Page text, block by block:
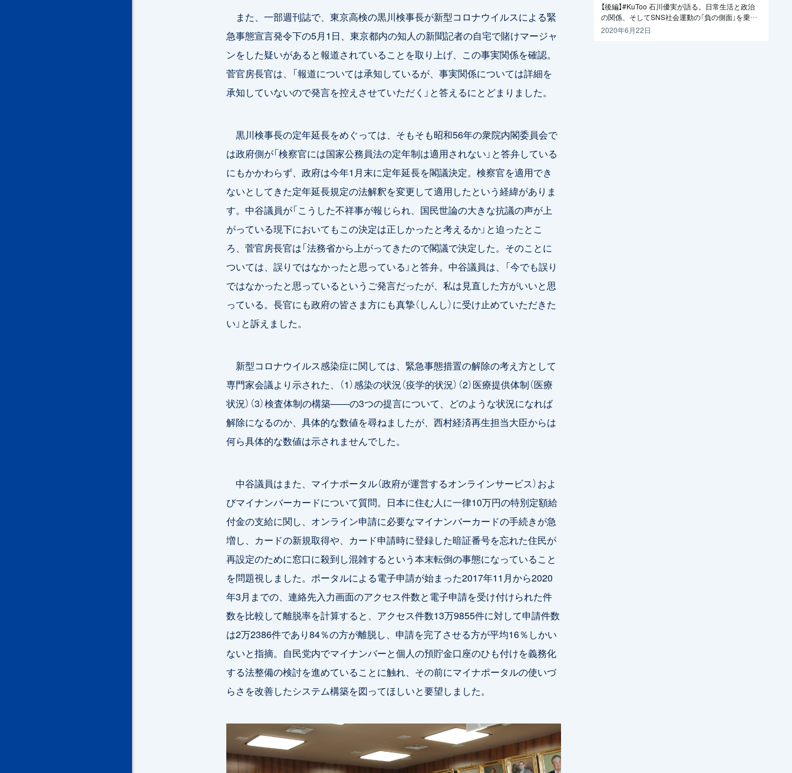
また、一部週刊誌で、東京高検の黒川検事長が新型コロナウイルスによる緊
急事態宣言発令下の5月1日、東京都内の知人の新聞記者の自宅で賭けマージャ
ンをした疑いがあると報道されていることを取り上げ、この事実関係を確認。
菅官房長官は、「報道については承知しているが、事実関係については詳細を
承知していないので発言を控えさせていただく」と答えるにとどまりました。
黒川検事長の定年延長をめぐっては、そもそも昭和56年の衆院内閣委員会で
は政府側が「検察官には国家公務員法の定年制は適用されない」と答弁している
にもかかわらず、政府は今年1月末に定年延長を閣議決定。検察官を適用でき
ないとしてきた定年延長規定の法解釈を変更して適用したという経緯がありま
す。中谷議員が「こうした不祥事が報じられ、国民世論の大きな抗議の声が上
がっている現下においてもこの決定は正しかったと考えるか」と迫ったとこ
ろ、菅官房長官は「法務省から上がってきたので閣議で決定した。そのことに
ついては、誤りではなかったと思っている」と答弁。中谷議員は、「今でも誤り
ではなかったと思っているというご発言だったが、私は見直した方がいいと思
っている。長官にも政府の皆さま方にも真摯（しんし）に受け止めていただきた
い」と訴えました。
新型コロナウイルス感染症に関しては、緊急事態措置の解除の考え方として
専門家会議より示された、（1）感染の状況（疫学的状況）（2）医療提供体制（医療
状況）（3）検査体制の構築――の3つの提言について、どのような状況になれば
解除になるのか、具体的な数値を尋ねましたが、西村経済再生担当大臣からは
何ら具体的な数値は示されませんでした。
中谷議員はまた、マイナポータル（政府が運営するオンラインサービス）およ
びマイナンバーカードについて質問。日本に住む人に一律10万円の特別定額給
付金の支給に関し、オンライン申請に必要なマイナンバーカードの手続きが急
増し、カードの新規取得や、カード申請時に登録した暗証番号を忘れた住民が
再設定のために窓口に殺到し混雑するという本末転倒の事態になっていること
を問題視しました。ポータルによる電子申請が始まった2017年11月から2020
年3月までの、連絡先入力画面のアクセス件数と電子申請を受け付けられた件
数を比較して離脱率を計算すると、アクセス件数13万9855件に対して申請件数
は2万2386件であり84％の方が離脱し、申請を完了させる方が平均16％しかい
ないと指摘。自民党内でマイナンバーと個人の預貯金口座のひも付けを義務化
する法整備の検討を進めていることに触れ、その前にマイナポータルの使いづ
らさを改善したシステム構築を図ってほしいと要望しました。
【後編】#KuToo 石川優実が語る。日常生活と政治
の関係、そしてSNS社会運動の「負の側面」を乗り
越えるには
2020年6月22日